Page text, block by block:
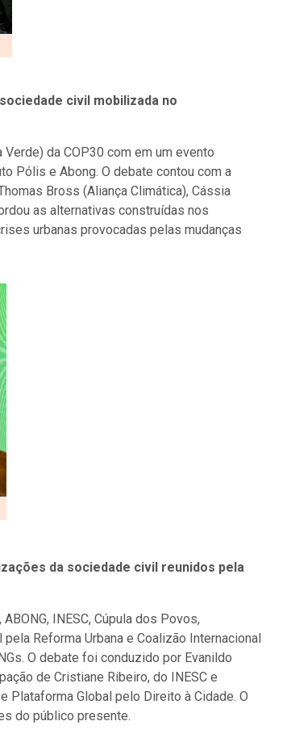
civil mobilizada no
da COP30 com em um evento
Pólis e Abong. O debate contou com a
Bross (Aliança Climática), Cássia
as alternativas construídas nos
urbanas provocadas pelas mudanças
da sociedade civil reunidos pela
INESC, Cúpula dos Povos,
Reforma Urbana e Coalizão Internacional
O debate foi conduzido por Evanildo
de Cristiane Ribeiro, do INESC e
Plataforma Global pelo Direito à Cidade. O
do público presente.